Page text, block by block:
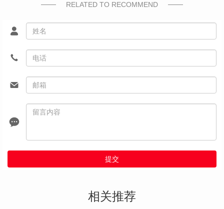
RELATED TO RECOMMEND
提交
相关推荐